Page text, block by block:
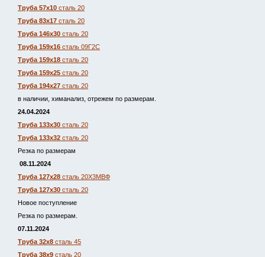
Труба 57х10 сталь 20
Труба 83х17 сталь 20
Труба 146х30 сталь 20
Труба 159х16 сталь 09Г2С
Труба 159х18 сталь 20
Труба 159х25 сталь 20
Труба 194х27 сталь 20
в наличии, химанализ, отрежем по размерам.
24.04.2024
Труба 133х30 сталь 20
Труба 133х32 сталь 20
Резка по размерам
08.11.2024
Труба 127х28 сталь 20Х3МВФ
Труба 127х30 сталь 20
Новое поступление
Резка по размерам.
07.11.2024
Труба 32х8 сталь 45
Труба 38х9 сталь 20